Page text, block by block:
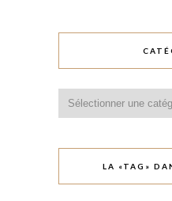
LA «TAG»